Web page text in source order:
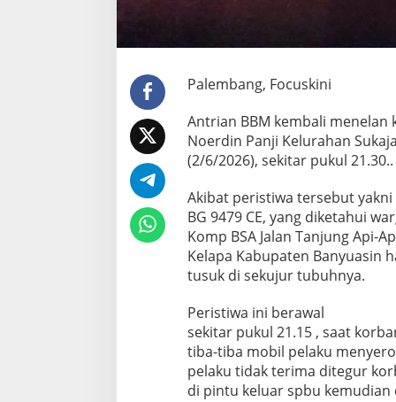
a
s
y
a
h
o
p
i
r
T
r
k
T
e
w
a
s
Palembang, Focuskini
Antrian BBM kembali menelan
Noerdin Panji Kelurahan
(2/6/2026), sekitar pukul 21.30..
Akibat peristiwa tersebut
BG 9479 CE, yang diketahui
Komp BSA Jalan Tanjung Api-
Kelapa Kabupaten Banyuasin
tusuk di sekujur tubuhnya.
Peristiwa ini berawal
sekitar pukul 21.15 , saat
tiba-tiba mobil pelaku
pelaku tidak terima ditegur
di pintu keluar spbu kemudian